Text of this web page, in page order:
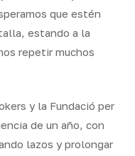
que estén
estando a la
repetir muchos
y la Fundació per
de un año, con
lazos y prolongar